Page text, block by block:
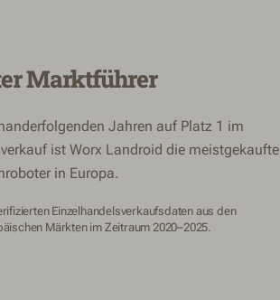
Marktführer
Jahren auf Platz 1 im
ist Worx Landroid die meistgekaufte
in Europa.
Einzelhandelsverkaufsdaten aus den
Märkten im Zeitraum 2020–2025.